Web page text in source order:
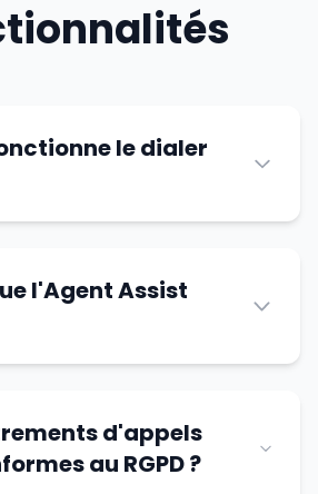
le dialer
l'Agent Assist
d'appels
au RGPD ?